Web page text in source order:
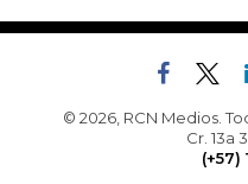
© 2026, RCN Medios.
Cr. 13a
(+57)